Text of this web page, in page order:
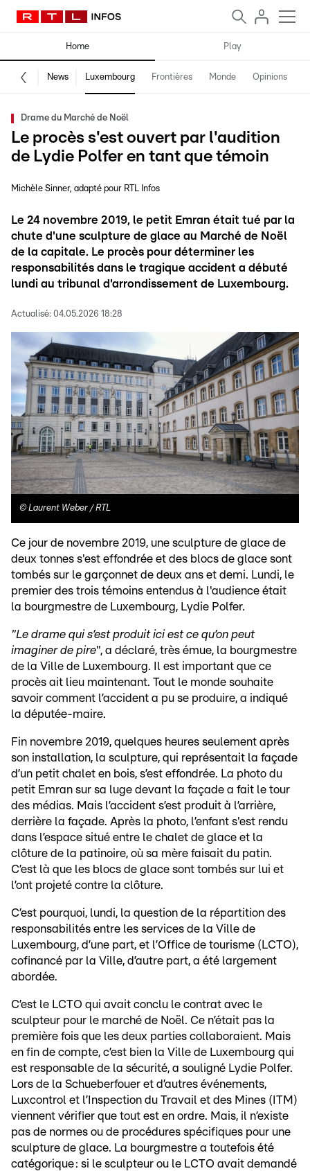
Home Play
News Luxembourg Frontières Monde Opinions
Drame du Marché de Noël
Le procès s'est ouvert par l'audition
de Lydie Polfer en tant que témoin
Michèle Sinner adapté pour RTL Infos
Le 24 novembre 2019, le petit Emran était tué par la
chute d'une sculpture de glace au Marché de Noël
de la capitale. Le procès pour déterminer les
responsabilités dans le tragique accident a débuté
lundi au tribunal d'arrondissement de Luxembourg.
Actualisé: 04.05.2026 18:28
© Laurent Weber / RTL
Ce jour de novembre 2019, une sculpture de glace de
deux tonnes s'est effondrée et des blocs de glace sont
tombés sur le garçonnet de deux ans et demi. Lundi, le
premier des trois témoins entendus à l'audience était
la bourgmestre de Luxembourg, Lydie Polfer.
"Le drame qui s’est produit ici est ce qu’on peut
imaginer de pire", a déclaré, très émue, la bourgmestre
de la Ville de Luxembourg. Il est important que ce
procès ait lieu maintenant. Tout le monde souhaite
savoir comment l’accident a pu se produire, a indiqué
la députée-maire.
Fin novembre 2019, quelques heures seulement après
son installation, la sculpture, qui représentait la façade
d’un petit chalet en bois, s’est effondrée. La photo du
petit Emran sur sa luge devant la façade a fait le tour
des médias. Mais l’accident s’est produit à l’arrière,
derrière la façade. Après la photo, l’enfant s'est rendu
dans l’espace situé entre le chalet de glace et la
clôture de la patinoire, où sa mère faisait du patin.
C’est là que les blocs de glace sont tombés sur lui et
l’ont projeté contre la clôture.
C’est pourquoi, lundi, la question de la répartition des
responsabilités entre les services de la Ville de
Luxembourg, d’une part, et l’Office de tourisme (LCTO),
cofinancé par la Ville, d’autre part, a été largement
abordée.
C’est le LCTO qui avait conclu le contrat avec le
sculpteur pour le marché de Noël. Ce n’était pas la
première fois que les deux parties collaboraient. Mais
en fin de compte, c’est bien la Ville de Luxembourg qui
est responsable de la sécurité, a souligné Lydie Polfer.
Lors de la Schueberfouer et d’autres événements,
Luxcontrol et l’Inspection du Travail et des Mines (ITM)
viennent vérifier que tout est en ordre. Mais, il n’existe
pas de normes ou de procédures spécifiques pour une
sculpture de glace. La bourgmestre a toutefois été
catégorique : si le sculpteur ou le LCTO avait demandé